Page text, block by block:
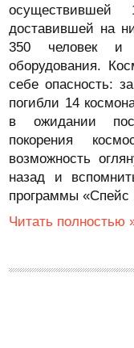
осуществившей
доставившей на
350 человек и
оборудования.
себе опасность:
погибли 14
в ожидании
покорения
возможность
назад и
программы «Спейс
Читать полностью